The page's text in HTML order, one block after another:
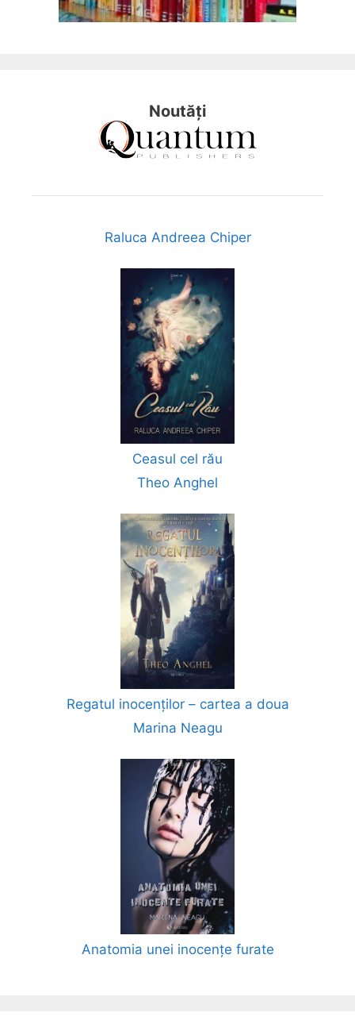
Noutăți
Raluca Andreea Chiper
Ceasul cel rău
Theo Anghel
Regatul inocenților – cartea a doua
Marina Neagu
Anatomia unei inocențe furate